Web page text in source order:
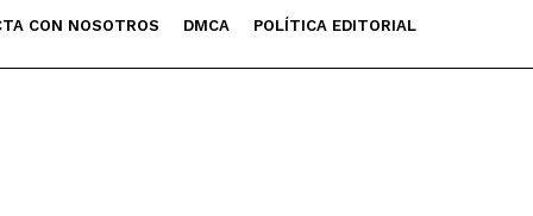
CON NOSOTROS DMCA POLÍTICA EDITORIAL